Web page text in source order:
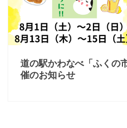
道の駅かわなべ「ふくの
催のお知らせ